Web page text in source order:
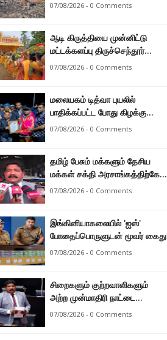
07/08/2026 - 0 Comments
ஆடி கிருத்தியை முன்னிட்டு
மட்டக்களப்பு திருச்செந்தூர்
முருகன் ஆலயத்தில் இடம்பெற்ற
07/08/2026 - 0 Comments
மலையகம் டித்வா புயலில்
பாதிக்கப்பட்ட போது கிழக்கு
மாகாண மக்கள் நீட்டிய
நுவரெலியா மாநகர சபை பிரதி
முதல்வர் எஸ். யோகராஜா
07/08/2026 - 0 Comments
தமிழ் பேசும் மக்களும் தேசிய
மக்கள் சக்தி அரசாங்கத்திற்கே
ஆணையளித்துள்ளனர் –
07/08/2026 - 0 Comments
இங்கினியாகலையில் 'ஐஸ்'
போதைப்பொருளுடன் மூவர் கைது
07/08/2026 - 0 Comments
சிறைகளும் குற்றவாளிகளும்
அற்ற முன்மாதிரி நாட்டை
உருவாக்குவதே அரசாங்கத்தின்
07/08/2026 - 0 Comments